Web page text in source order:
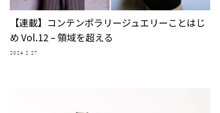
【連載】コンテンポラリージュエリーことはじ
め Vol.12 – 領域を超える
2024.2.27